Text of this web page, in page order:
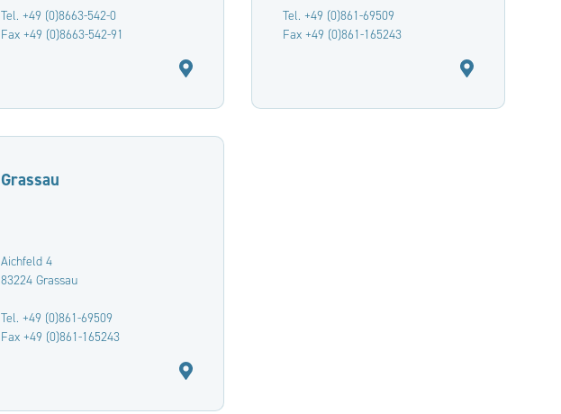
Tel. +49 (0)8663-542-0
Fax +49 (0)8663-542-91
Tel. +49 (0)861-69509
Fax +49 (0)861-165243
Grassau
Aichfeld 4
83224 Grassau
Tel. +49 (0)861-69509
Fax +49 (0)861-165243